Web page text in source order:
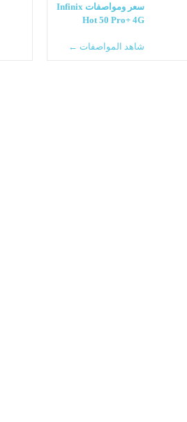
سعر ومواصفات Infinix
Hot 50 Pro+ 4G
شاهد المواصفات ←